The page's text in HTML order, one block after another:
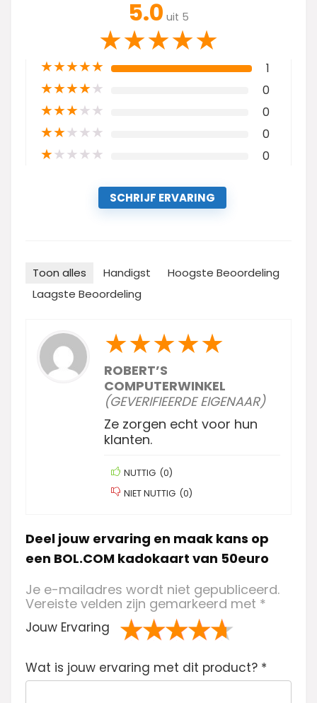
5.0 uit 5
★★★★★
★★★★★ 1
★★★★★ 0
★★★★★ 0
★★★★★ 0
★★★★★ 0
SCHRIJF ERVARING
Toon alles Handigst
Hoogste Beoordeling
Laagste Beoordeling
★★★★★
ROBERT’S
COMPUTERWINKEL
(GEVERIFIEERDE EIGENAAR)
Ze zorgen echt voor hun
klanten.
NUTTIG (0)
NIET NUTTIG (0)
Deel jouw ervaring en maak kans op
een BOL.COM kadokaart van 50euro
Je e-mailadres wordt niet gepubliceerd.
Vereiste velden zijn gemarkeerd met *
Jouw Ervaring
va
n
de 5
sterren
sterren
sterren
sterren
Wat is jouw ervaring met dit product? *